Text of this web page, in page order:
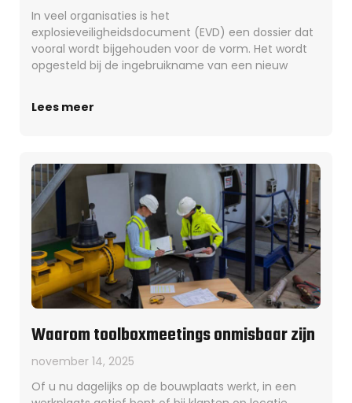
In veel organisaties is het
explosieveiligheidsdocument (EVD) een dossier dat
vooral wordt bijgehouden voor de vorm. Het wordt
opgesteld bij de ingebruikname van een nieuw
Lees meer
Waarom toolboxmeetings onmisbaar zijn
november 14, 2025
Of u nu dagelijks op de bouwplaats werkt, in een